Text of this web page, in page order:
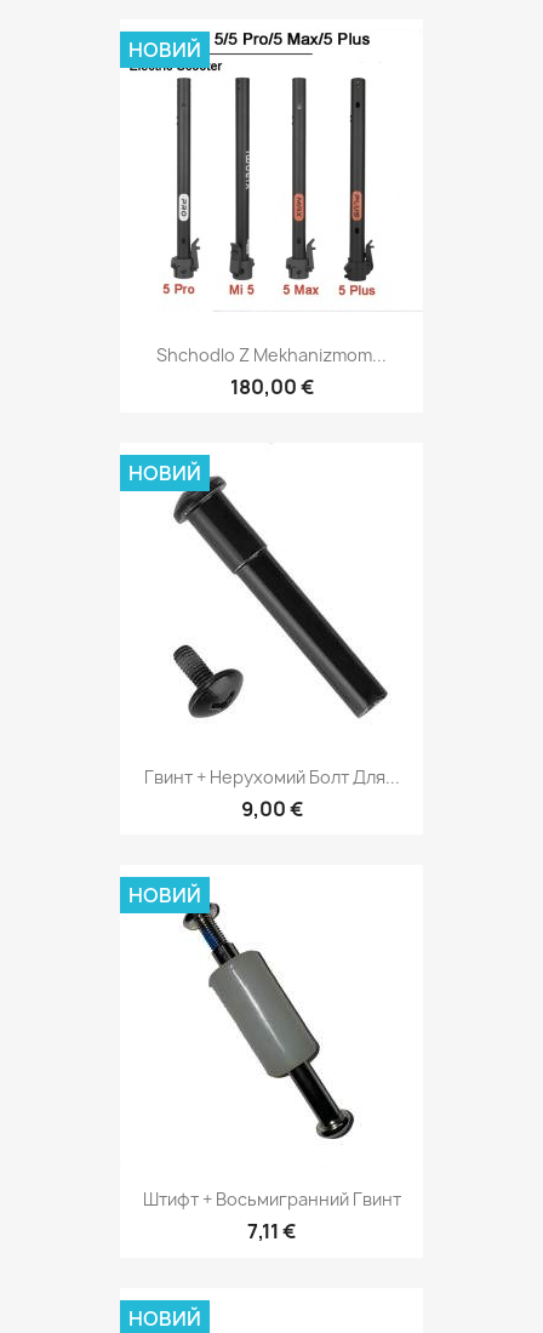
Shchodlo Z Mekhanizmom...
180,00 €
НОВИЙ
Гвинт + Нерухомий Болт Для...
9,00 €
НОВИЙ
Штифт + Восьмигранний Гвинт
7,11 €
НОВИЙ
НОВИЙ